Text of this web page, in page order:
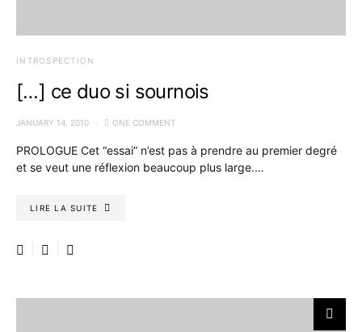
INTROSPECTION
[…] ce duo si sournois
JANUARY 14, 2010 ONE COMMENT
PROLOGUE Cet “essai” n’est pas à prendre au premier degré
et se veut une réflexion beaucoup plus large.…
LIRE LA SUITE